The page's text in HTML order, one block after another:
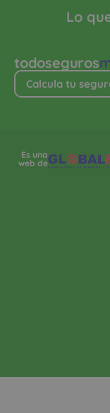
todoseguros
Calcula tu
Lo
Es una
web de